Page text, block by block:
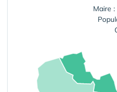
Maire :